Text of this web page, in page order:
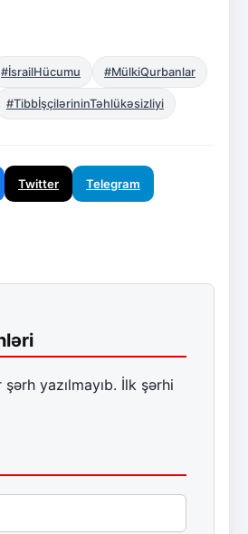
#İsrailHücumu #MülkiQurbanlar
#TibbİşçilərininTəhlükəsizliyi
Twitter Telegram
yazılmayıb. İlk şərhi